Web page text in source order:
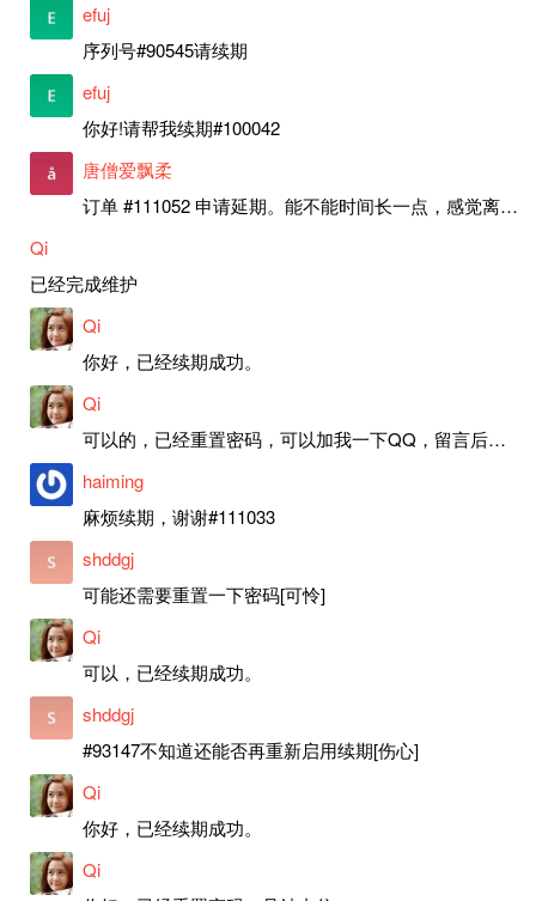
efuj
序列号#90545请续期
efuj
你好!请帮我续期#100042
唐僧爱飘柔
订单 #111052 申请延期。能不能时间长一点，感觉离上次申请好近。
Qi
已经完成维护
Qi
你好，已经续期成功。
Qi
可以的，已经重置密码，可以加我一下QQ，留言后我就发密码给你。
haiming
麻烦续期，谢谢#111033
shddgj
可能还需要重置一下密码[可怜]
Qi
可以，已经续期成功。
shddgj
#93147不知道还能否再重新启用续期[伤心]
Qi
你好，已经续期成功。
Qi